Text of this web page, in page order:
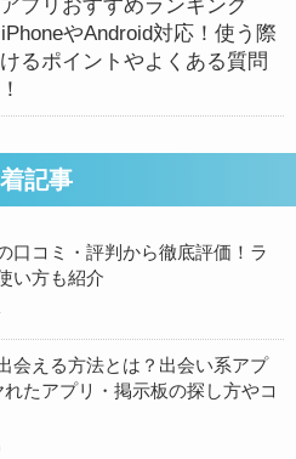
アプリおすすめランキング
やAndroid対応！使う際
るポイントやよくある質問
記事
口コミ・評判から徹底評価！ラ
い方も紹介
会える方法とは？出会い系アプ
れたアプリ・掲示板の探し方やコ